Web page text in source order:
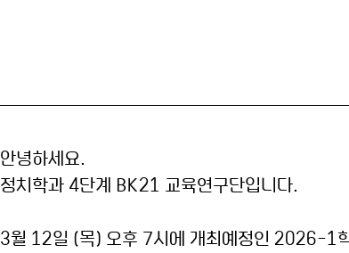
안녕하세요.
정치학과 4단계 BK21 교육연구단입니다.
3월 12일 (목) 오후 7시에 개최예정인 2026-1